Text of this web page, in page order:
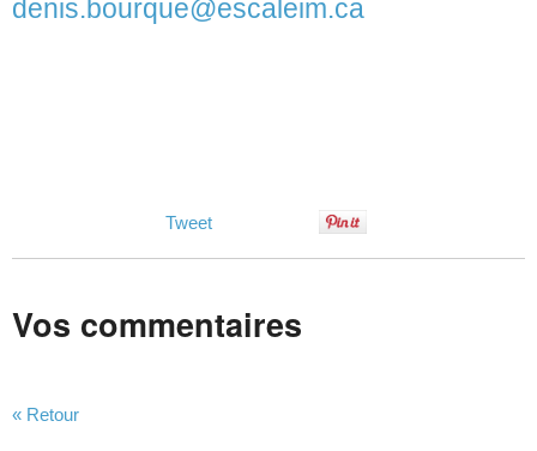
denis.bourque@escaleim.ca
Tweet
Vos commentaires
« Retour